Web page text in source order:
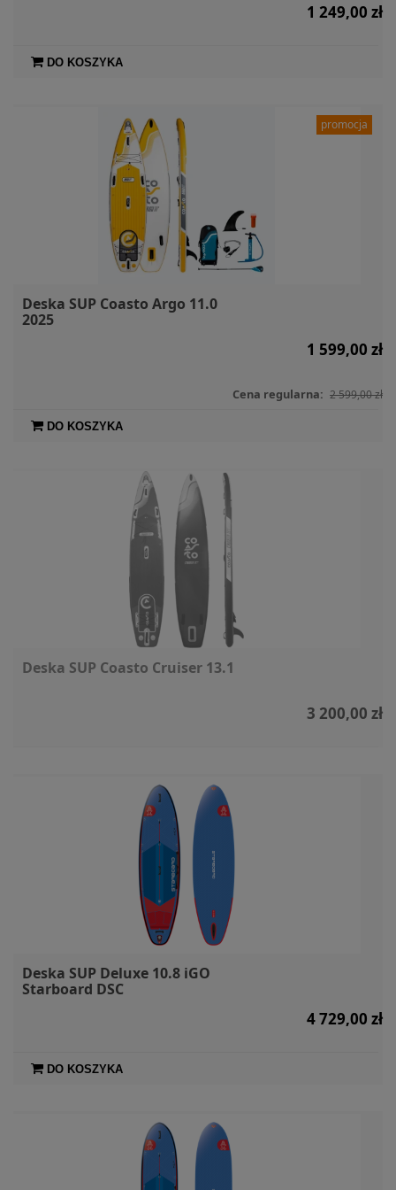
1 249,00 zł
DO KOSZYKA
Deska SUP Coasto Argo 11.0
2025
1 599,00 zł
Cena regularna: 2 599,00 zł
DO KOSZYKA
promocja
Deska SUP Coasto Cruiser 13.1
3 200,00 zł
Deska SUP Deluxe 10.8 iGO
Starboard DSC
4 729,00 zł
DO KOSZYKA